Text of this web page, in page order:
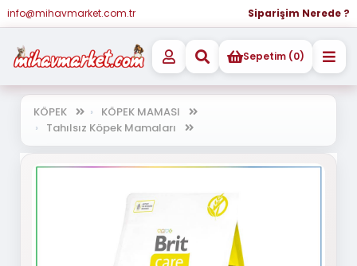
info@mihavmarket.com.tr Siparişim Nerede ?
Sepetim (0)
KÖPEK
KÖPEK MAMASI
Tahılsız Köpek Mamaları